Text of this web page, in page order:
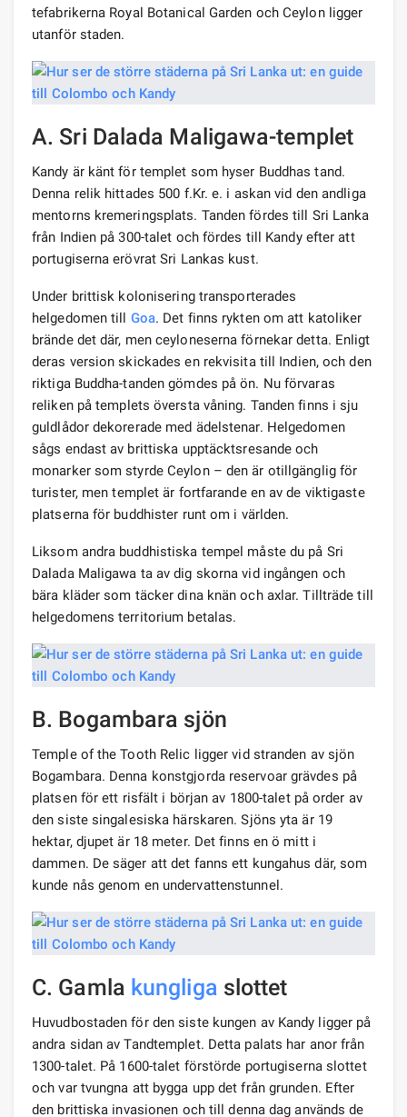
tefabrikerna Royal Botanical Garden och Ceylon ligger
utanför staden.
A. Sri Dalada Maligawa-templet
Kandy är känt för templet som hyser Buddhas tand.
Denna relik hittades 500 f.Kr. e. i askan vid den andliga
mentorns kremeringsplats. Tanden fördes till Sri Lanka
från Indien på 300-talet och fördes till Kandy efter att
portugiserna erövrat Sri Lankas kust.
Under brittisk kolonisering transporterades
helgedomen till Goa. Det finns rykten om att katoliker
brände det där, men ceyloneserna förnekar detta. Enligt
deras version skickades en rekvisita till Indien, och den
riktiga Buddha-tanden gömdes på ön. Nu förvaras
reliken på templets översta våning. Tanden finns i sju
guldlådor dekorerade med ädelstenar. Helgedomen
sågs endast av brittiska upptäcktsresande och
monarker som styrde Ceylon – den är otillgänglig för
turister, men templet är fortfarande en av de viktigaste
platserna för buddhister runt om i världen.
Liksom andra buddhistiska tempel måste du på Sri
Dalada Maligawa ta av dig skorna vid ingången och
bära kläder som täcker dina knän och axlar. Tillträde till
helgedomens territorium betalas.
B. Bogambara sjön
Temple of the Tooth Relic ligger vid stranden av sjön
Bogambara. Denna konstgjorda reservoar grävdes på
platsen för ett risfält i början av 1800-talet på order av
den siste singalesiska härskaren. Sjöns yta är 19
hektar, djupet är 18 meter. Det finns en ö mitt i
dammen. De säger att det fanns ett kungahus där, som
kunde nås genom en undervattenstunnel.
C. Gamla kungliga slottet
Huvudbostaden för den siste kungen av Kandy ligger på
andra sidan av Tandtemplet. Detta palats har anor från
1300-talet. På 1600-talet förstörde portugiserna slottet
och var tvungna att bygga upp det från grunden. Efter
den brittiska invasionen och till denna dag används de